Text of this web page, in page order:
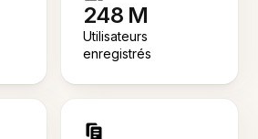
248 M
Utilisateurs
enregistrés